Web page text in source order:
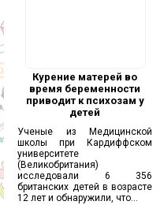
Курение матерей во
время беременности
приводит к психозам у
детей
Ученые из Медицинской
школы при Кардиффском
университете
(Великобритания)
исследовали 6 356
британских детей в возрасте
12 лет и обнаружили, что...